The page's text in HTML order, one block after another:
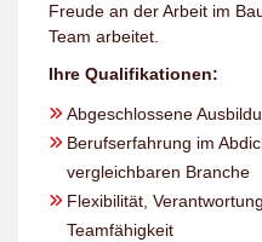
Freude an der Arbeit im
Team arbeitet.
Ihre Qualifikationen:
Abgeschlossene
Berufserfahrung im
vergleichbaren Branche
Flexibilität,
Teamfähigkeit